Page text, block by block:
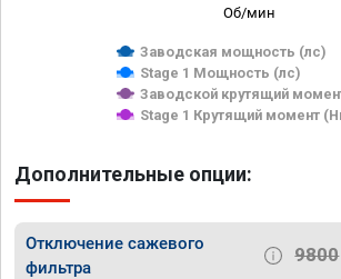
Об/мин
Заводская мощность (лс)
Stage 1 Мощность (лс)
Заводской крутящий
Stage 1 Крутящий момент
Дополнительные опции:
Отключение сажевого
фильтра
9800